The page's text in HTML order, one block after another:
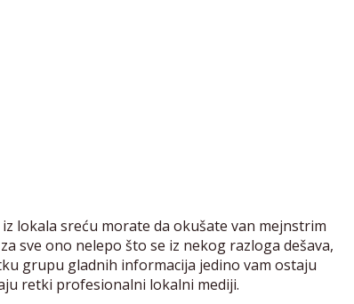
iz lokala sreću morate da okušate van mejnstrim
sve ono nelepo što se iz nekog razloga dešava,
grupu gladnih informacija jedino vam ostaju
retki profesionalni lokalni mediji.